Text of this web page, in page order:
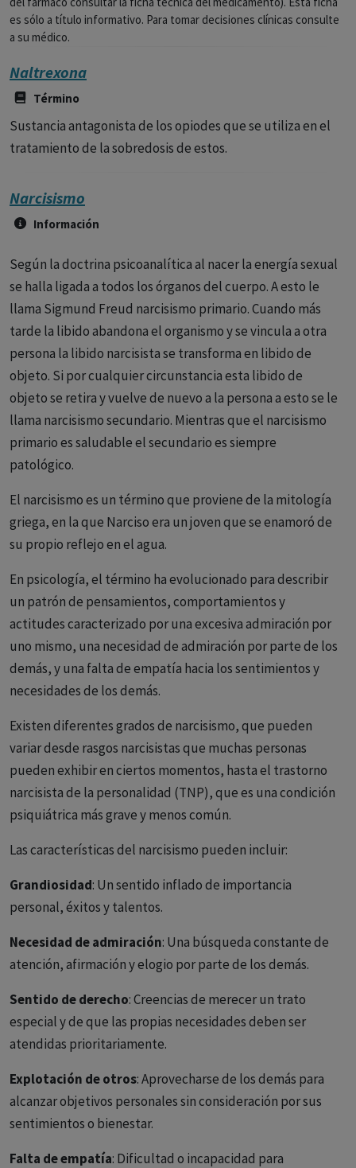
es sólo a título informativo. Para tomar decisiones clínicas consulte
a su médico.
Naltrexona
Término
Sustancia antagonista de los opiodes que se utiliza en el
tratamiento de la sobredosis de estos.
Narcisismo
Información
Según la doctrina psicoanalítica al nacer la energía sexual
se halla ligada a todos los órganos del cuerpo. A esto le
llama Sigmund Freud narcisismo primario. Cuando más
tarde la libido abandona el organismo y se vincula a otra
persona la libido narcisista se transforma en libido de
objeto. Si por cualquier circunstancia esta libido de
objeto se retira y vuelve de nuevo a la persona a esto se le
llama narcisismo secundario. Mientras que el narcisismo
primario es saludable el secundario es siempre
patológico.
El narcisismo es un término que proviene de la mitología
griega, en la que Narciso era un joven que se enamoró de
su propio reflejo en el agua.
En psicología, el término ha evolucionado para describir
un patrón de pensamientos, comportamientos y
actitudes caracterizado por una excesiva admiración por
uno mismo, una necesidad de admiración por parte de los
demás, y una falta de empatía hacia los sentimientos y
necesidades de los demás.
Existen diferentes grados de narcisismo, que pueden
variar desde rasgos narcisistas que muchas personas
pueden exhibir en ciertos momentos, hasta el trastorno
narcisista de la personalidad (TNP), que es una condición
psiquiátrica más grave y menos común.
Las características del narcisismo pueden incluir:
Grandiosidad: Un sentido inflado de importancia
personal, éxitos y talentos.
Necesidad de admiración: Una búsqueda constante de
atención, afirmación y elogio por parte de los demás.
Sentido de derecho: Creencias de merecer un trato
especial y de que las propias necesidades deben ser
atendidas prioritariamente.
Explotación de otros: Aprovecharse de los demás para
alcanzar objetivos personales sin consideración por sus
sentimientos o bienestar.
Falta de empatía: Dificultad o incapacidad para